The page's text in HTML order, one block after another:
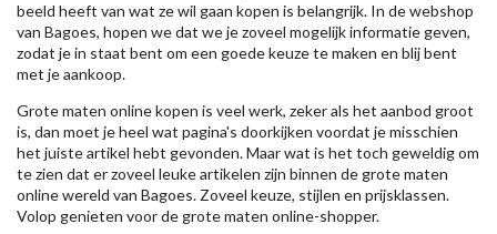
beeld heeft van wat ze wil gaan kopen is belangrijk. In de webshop
van Bagoes, hopen we dat we je zoveel mogelijk informatie geven,
zodat je in staat bent om een goede keuze te maken en blij bent
met je aankoop.
Grote maten online kopen is veel werk, zeker als het aanbod groot
is, dan moet je heel wat pagina's doorkijken voordat je misschien
het juiste artikel hebt gevonden. Maar wat is het toch geweldig om
te zien dat er zoveel leuke artikelen zijn binnen de grote maten
online wereld van Bagoes. Zoveel keuze, stijlen en prijsklassen.
Volop genieten voor de grote maten online-shopper.